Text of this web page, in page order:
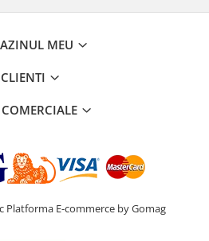
MEU
CLIENTI
Platforma E-commerce by Gomag